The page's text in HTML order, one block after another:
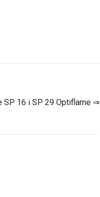
SP 16 i SP 29 Optiflame ⇒